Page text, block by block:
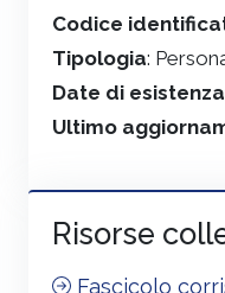
Codice
Tipologia:
Date di esistenza
Ultimo
Risorse
Fascicolo